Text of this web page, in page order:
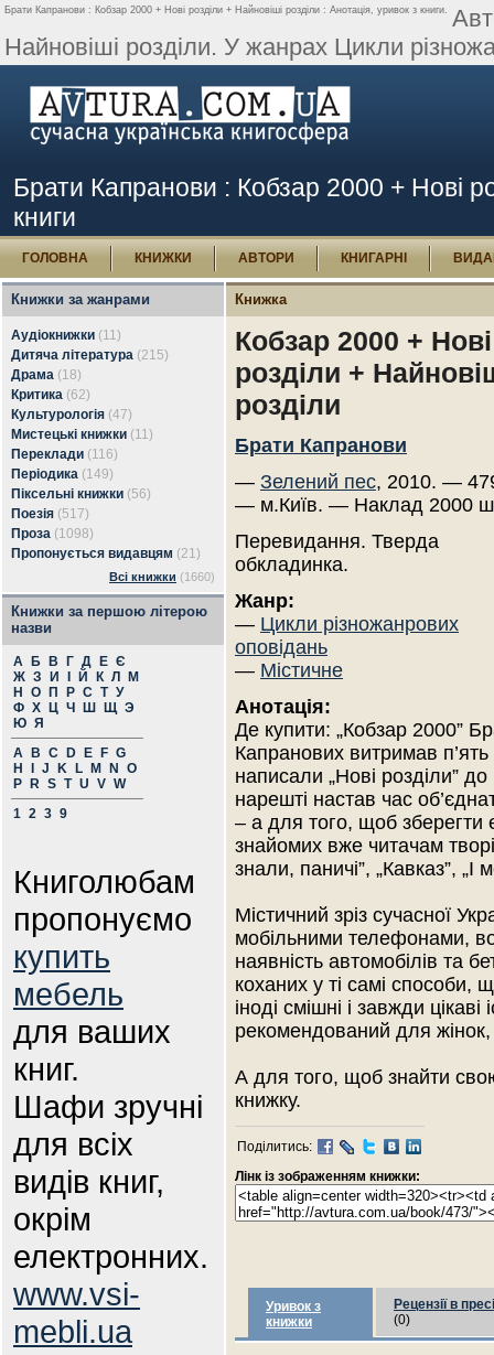
Брати Капранови : Кобзар 2000 + Нові розділи + Найновіші розділи : Анотація, уривок з книги.
Найновіші розділи. У жанрах Цикли
Брати Капранови : Кобзар 2000 + Нові
книги
ГОЛОВНА КНИЖКИ АВТОРИ КНИГАРНІ
Книжки за жанрами
Аудіокнижки (11)
Дитяча література (215)
Драма (18)
Критика (62)
Культурологія (47)
Мистецькі книжки (11)
Переклади (116)
Періодика (149)
Піксельні книжки (56)
Поезія (517)
Проза (1098)
Пропонується видавцям (21)
Всі книжки (1660)
Книжки за першою літерою
назви
А Б В Г Д Е Є
Ж З И Й К Л
М
Н
О П Р С Т У
Ф Х Ц Ч Ш Щ Э
Ю Я
A
B C D E F G
H
J K L M N
O
P
R S T U V W
1 2 3 9
Книголюбам
пропонуємо
купить
мебель
для ваших
книг.
Шафи зручні
для всіх
видів книг,
окрім
електронних.
www.vsi-
mebli.ua
Книжка
Кобзар 2000 + Нові
розділи +
розділи
Брати Капранови
— Зелений пес, 2010. —
— м.Київ. — Наклад 2000
Перевидання. Тверда
обкладинка.
Жанр:
— Цикли різножанрових
оповідань
— Містичне
Анотація:
Де купити: „Кобзар 2000”
Капранових витримав
написали „Нові розділи”
нарешті настав час
– а для того, щоб
знайомих вже читачам
знали, паничі”, „Кавказ”,
Містичний зріз сучасної
мобільними телефонами,
наявність автомобілів та
коханих у ті самі способи,
іноді смішні і завжди
рекомендований для
А для того, щоб знайти
книжку.
Поділитись:
Лінк із зображенням книжки:
Уривок з
книжки
Рецензії в пресі
(0)